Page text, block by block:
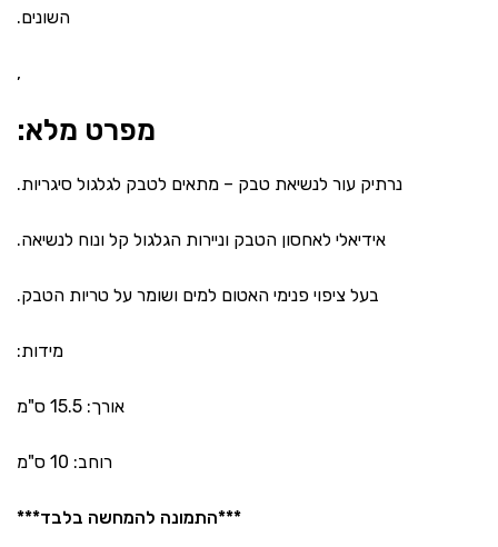
השונים.
,
מפרט מלא:
נרתיק עור לנשיאת טבק – מתאים לטבק לגלגול סיגריות.
אידיאלי לאחסון הטבק וניירות הגלגול קל ונוח לנשיאה.
בעל ציפוי פנימי האטום למים ושומר על טריות הטבק.
מידות:
אורך: 15.5 ס"מ
רוחב: 10 ס"מ
***התמונה להמחשה בלבד***